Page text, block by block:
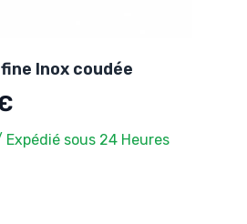
Inox coudée
Expédié sous 24 Heures